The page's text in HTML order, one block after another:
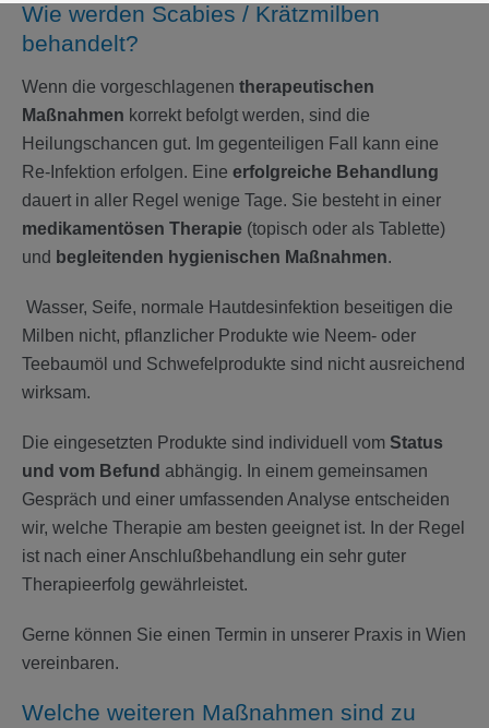
Wie werden Scabies / Krätzmilben
behandelt?
Wenn die vorgeschlagenen therapeutischen
Maßnahmen korrekt befolgt werden, sind die
Heilungschancen gut. Im gegenteiligen Fall kann eine
Re-Infektion erfolgen. Eine erfolgreiche Behandlung
dauert in aller Regel wenige Tage. Sie besteht in einer
medikamentösen Therapie (topisch oder als Tablette)
und begleitenden hygienischen Maßnahmen.
Wasser, Seife, normale Hautdesinfektion beseitigen die
Milben nicht, pflanzlicher Produkte wie Neem- oder
Teebaumöl und Schwefelprodukte sind nicht ausreichend
wirksam.
Die eingesetzten Produkte sind individuell vom Status
und vom Befund abhängig. In einem gemeinsamen
Gespräch und einer umfassenden Analyse entscheiden
wir, welche Therapie am besten geeignet ist. In der Regel
ist nach einer Anschlußbehandlung ein sehr guter
Therapieerfolg gewährleistet.
Gerne können Sie einen Termin in unserer Praxis in Wien
vereinbaren.
Welche weiteren Maßnahmen sind zu